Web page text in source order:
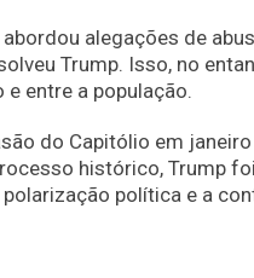
alegações de
Trump. Isso, no
entre a população.
do Capitólio em
histórico, Trump
política e a